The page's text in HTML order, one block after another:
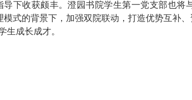
下收获颇丰。澄园书院学生第一党支部也将
式的背景下，加强双院联动，打造优势互补
生成长成才。